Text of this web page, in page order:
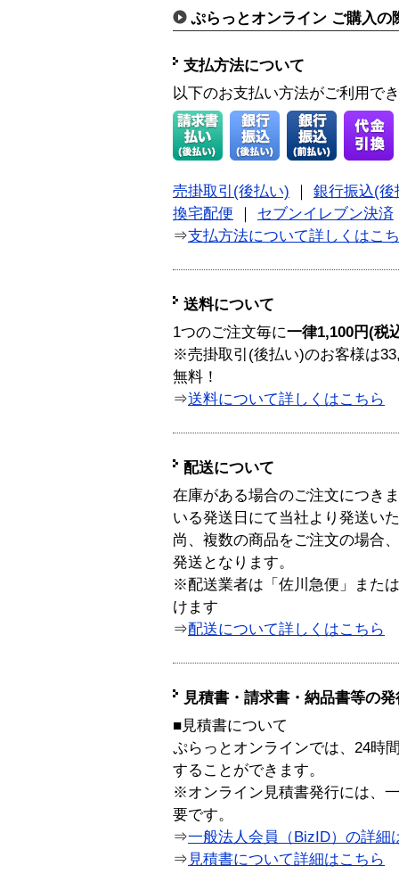
ぷらっとオンライン ご購入の
支払方法について
以下のお支払い方法がご利用で
売掛取引(後払い)
銀行振込(後
換宅配便
セブンイレブン決済
⇒支払方法について詳しくはこ
送料について
1つのご注文毎に一律1,100円(税
※売掛取引(後払い)のお客様は
無料！
⇒送料について詳しくはこちら
配送について
在庫がある場合のご注文につき
いる発送日にて当社より発送い
尚、複数の商品をご注文の場合
発送となります。
※配送業者は「佐川急便」また
けます
⇒配送について詳しくはこちら
見積書・請求書・納品書等の
■見積書について
ぷらっとオンラインでは、24時
することができます。
※オンライン見積書発行には、
要です。
⇒一般法人会員（BizID）の詳細
⇒ 見積書について詳細はこちら